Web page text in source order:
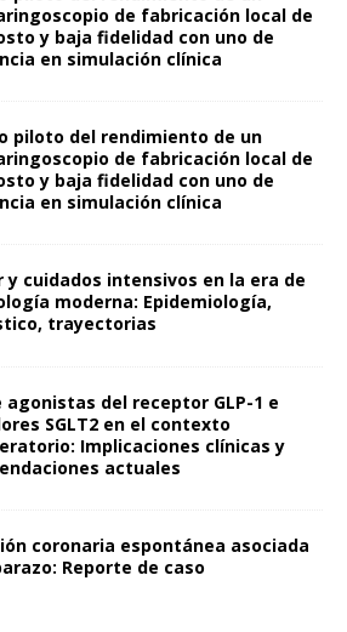
de fabricación local de
y baja fidelidad con uno de
en simulación clínica
piloto del rendimiento de un
de fabricación local de
y baja fidelidad con uno de
en simulación clínica
y cuidados intensivos en la era de
moderna: Epidemiología,
trayectorias
agonistas del receptor GLP-1 e
SGLT2 en el contexto
Implicaciones clínicas y
actuales
coronaria espontánea asociada
Reporte de caso